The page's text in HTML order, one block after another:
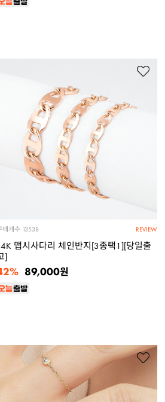
REVIEW
매개수 13538
맵시사다리 체인반지[3종택1][당일출
]
89,000원